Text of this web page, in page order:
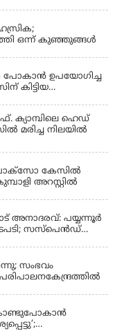
ഒന്ന് കുഞ്ഞുങ്ങള്‍
ഉപയോഗിച്ച
കിട്ടിയ
ക്യാമ്പിലെ ഹെഡ്
മരിച്ച നിലയിൽ
കേസിൽ
അറസ്റ്റിൽ
അനാദരവ്: പയ്യന്നൂർ
സംഭവം